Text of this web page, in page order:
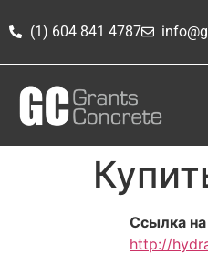
(1) 604 841 4787
Ссылка на
http://